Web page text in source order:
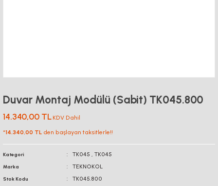
Duvar Montaj Modülü (Sabit) TK045.800
14.340,00 TL KDV Dahil
*14.340,00 TL den başlayan taksitlerle!!
Kategori TK045 , TK045
Marka TEKNOKOL
Stok Kodu TK045.800